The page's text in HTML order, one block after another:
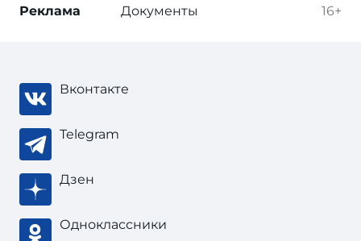
16+
Реклама Документы
Вконтакте
Telegram
Дзен
Одноклассники